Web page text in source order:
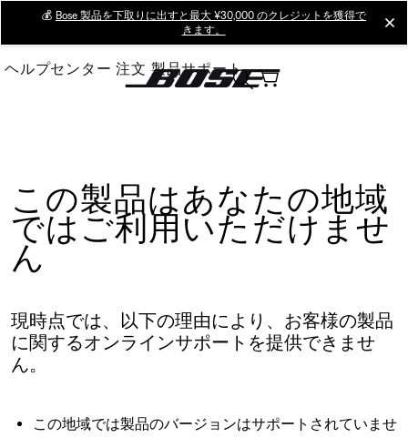
Main
💰 Bose 製品を下取りに出すと最大 ¥30,000 のクレジットを獲得で
きます。
ヘルプセンター 注文 製品サポート
この製品はあなたの地域
ではご利用いただけませ
ん
現時点では、以下の理由により、お客様の製品
に関するオンラインサポートを提供できませ
ん。
この地域では製品のバージョンはサポートされていませ